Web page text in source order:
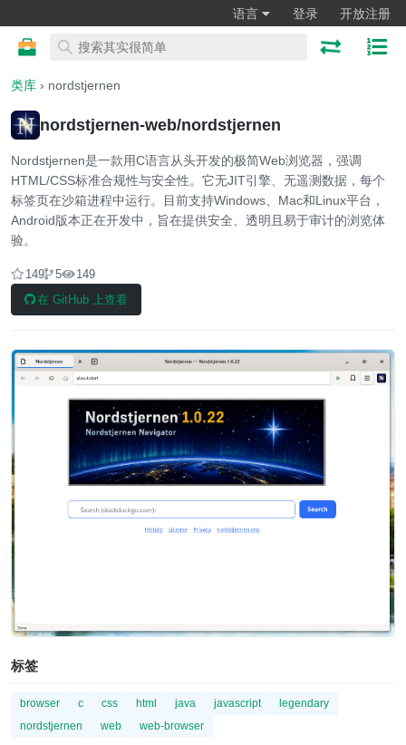
语言 登录 开放注册
类库 › nordstjernen
nordstjernen-web/nordstjernen
Nordstjernen是一款用C语言从头开发的极简Web浏览器，强调
HTML/CSS标准合规性与安全性。它无JIT引擎、无遥测数据，每个
标签页在沙箱进程中运行。目前支持Windows、Mac和Linux平台，
Android版本正在开发中，旨在提供安全、透明且易于审计的浏览体
验。
149 5
149
在 GitHub 上查看
标签
browser c css html java javascript
legendary
nordstjernen
web web-browser